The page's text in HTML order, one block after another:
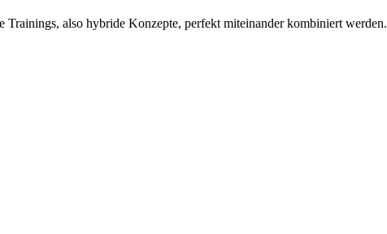
also hybride Konzepte, perfekt miteinander kombiniert werden.